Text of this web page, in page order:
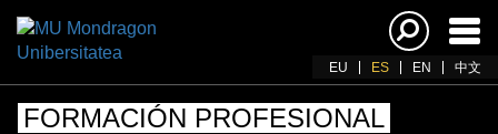
EU ES EN 中文
FORMACIÓN PROFESIONAL